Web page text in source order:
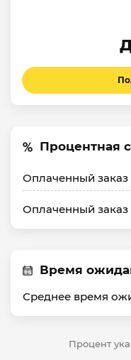
Процентная
Оплаченный заказ
Оплаченный заказ
Время
Среднее время
Процент